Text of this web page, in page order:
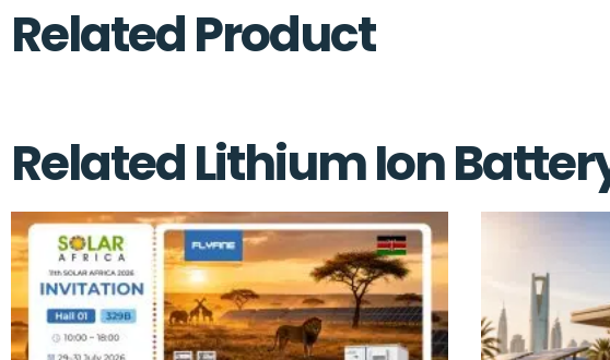
Related Product
Related Lithium Ion